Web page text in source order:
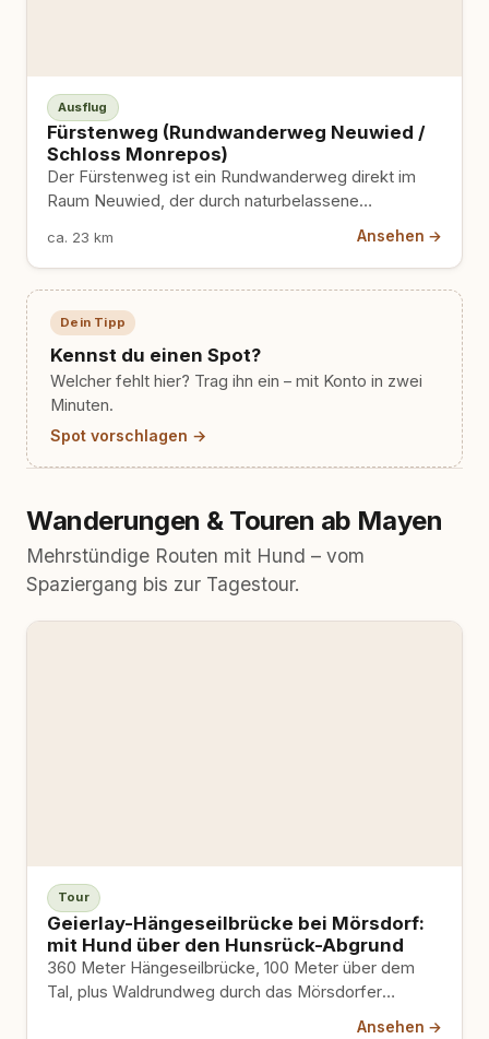
Ausflug
Fürstenweg (Rundwanderweg Neuwied /
Schloss Monrepos)
Der Fürstenweg ist ein Rundwanderweg direkt im
Raum Neuwied, der durch naturbelassene
Waldpassagen, Wiesen und das romantische
Wiedtal…
ca. 23 km Ansehen →
Dein Tipp
Kennst du einen Spot?
Welcher fehlt hier? Trag ihn ein – mit Konto in zwei
Minuten.
Spot vorschlagen →
Wanderungen & Touren ab Mayen
Mehrstündige Routen mit Hund – vom
Spaziergang bis zur Tagestour.
Tour
Geierlay-Hängeseilbrücke bei Mörsdorf:
mit Hund über den Hunsrück-Abgrund
360 Meter Hängeseilbrücke, 100 Meter über dem
Tal, plus Waldrundweg durch das Mörsdorfer
Bachtal. Der Steg schwankt deutlich. Nicht jeder
Ansehen →